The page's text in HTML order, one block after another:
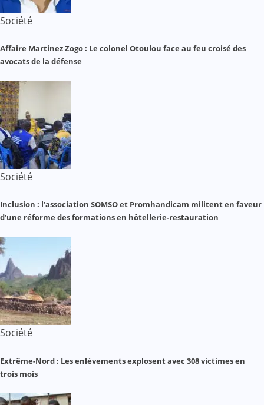
Société
Affaire Martinez Zogo : Le colonel Otoulou face au feu croisé des
avocats de la défense
Société
Inclusion : l’association SOMSO et Promhandicam militent en faveur
d’une réforme des formations en hôtellerie-restauration
Société
Extrême-Nord : Les enlèvements explosent avec 308 victimes en
trois mois